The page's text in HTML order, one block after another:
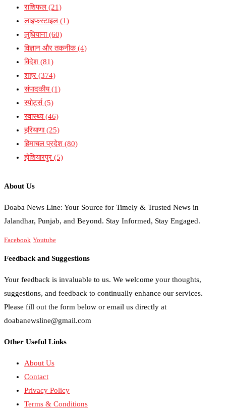
राशिफल (21)
लाइफस्टाइल (1)
लुधियाना(60)
विज्ञान और तकनीक(4)
विदेश (81)
शहर (374)
संपादकीय(1)
स्पोर्ट्स(5)
स्वास्थ्य(46)
हरियाणा(25)
हिमाचल प्रदेश (80)
होशियारपुर (5)
About Us
Doaba News Line: Your Source for Timely & Trusted News in
Jalandhar, Punjab, and Beyond. Stay Informed, Stay Engaged.
Facebook Youtube
Feedback and Suggestions
Your feedback is invaluable to us. We welcome your thoughts,
suggestions, and feedback to continually enhance our services.
Please fill out the form below or email us directly at
doabanewsline@gmail.com
Other Useful Links
About Us
Contact
Privacy Policy
Terms & Conditions